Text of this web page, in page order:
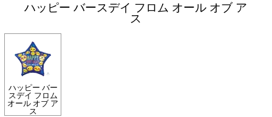
ハッピー バースデイ フロム オール オブ ア
ス
ハッピー バー
スデイ フロム
オール オブ ア
ス